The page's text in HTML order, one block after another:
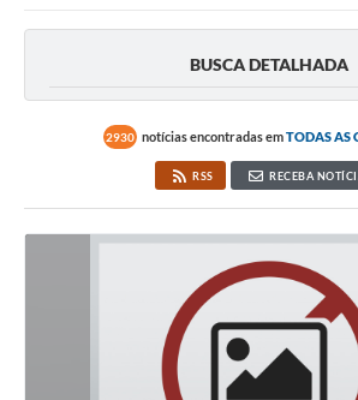
BUSCA DETALHADA
2930 notícias encontradas emTODAS AS
RSS RECEBA